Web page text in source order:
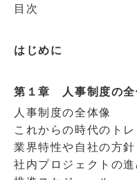
目次
はじめに
第１章 人事制度の全
人事制度の全体像
これからの時代のトレ
業界特性や自社の方
社内プロジェクトの